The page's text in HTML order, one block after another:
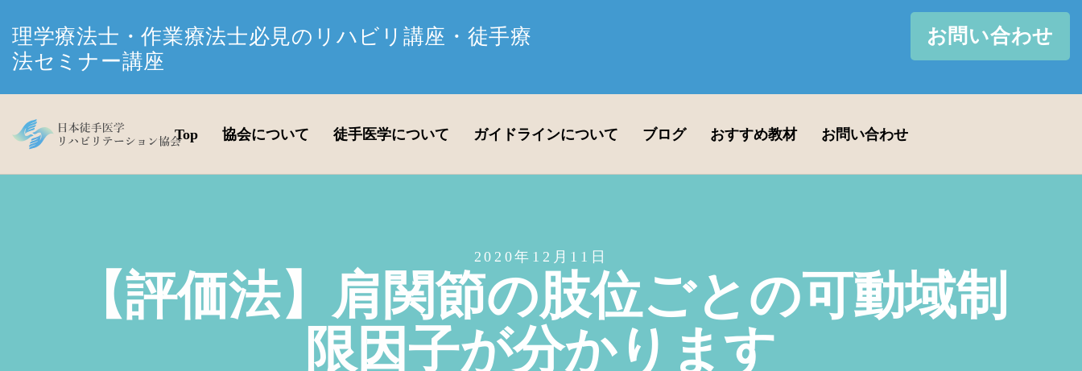
理学療法士・作業療法士必見のリハビリ講座・徒手療
法セミナー講座
お問い合わせ
Top 協会について 徒手医学について ガイドラインについて ブログ おすすめ教材 お問い合わせ
2020年12月11日
【評価法】肩関節の肢位ごとの可動域制
限因子が分かります